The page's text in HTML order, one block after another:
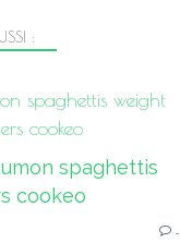
:
spaghettis weight
cookeo
…